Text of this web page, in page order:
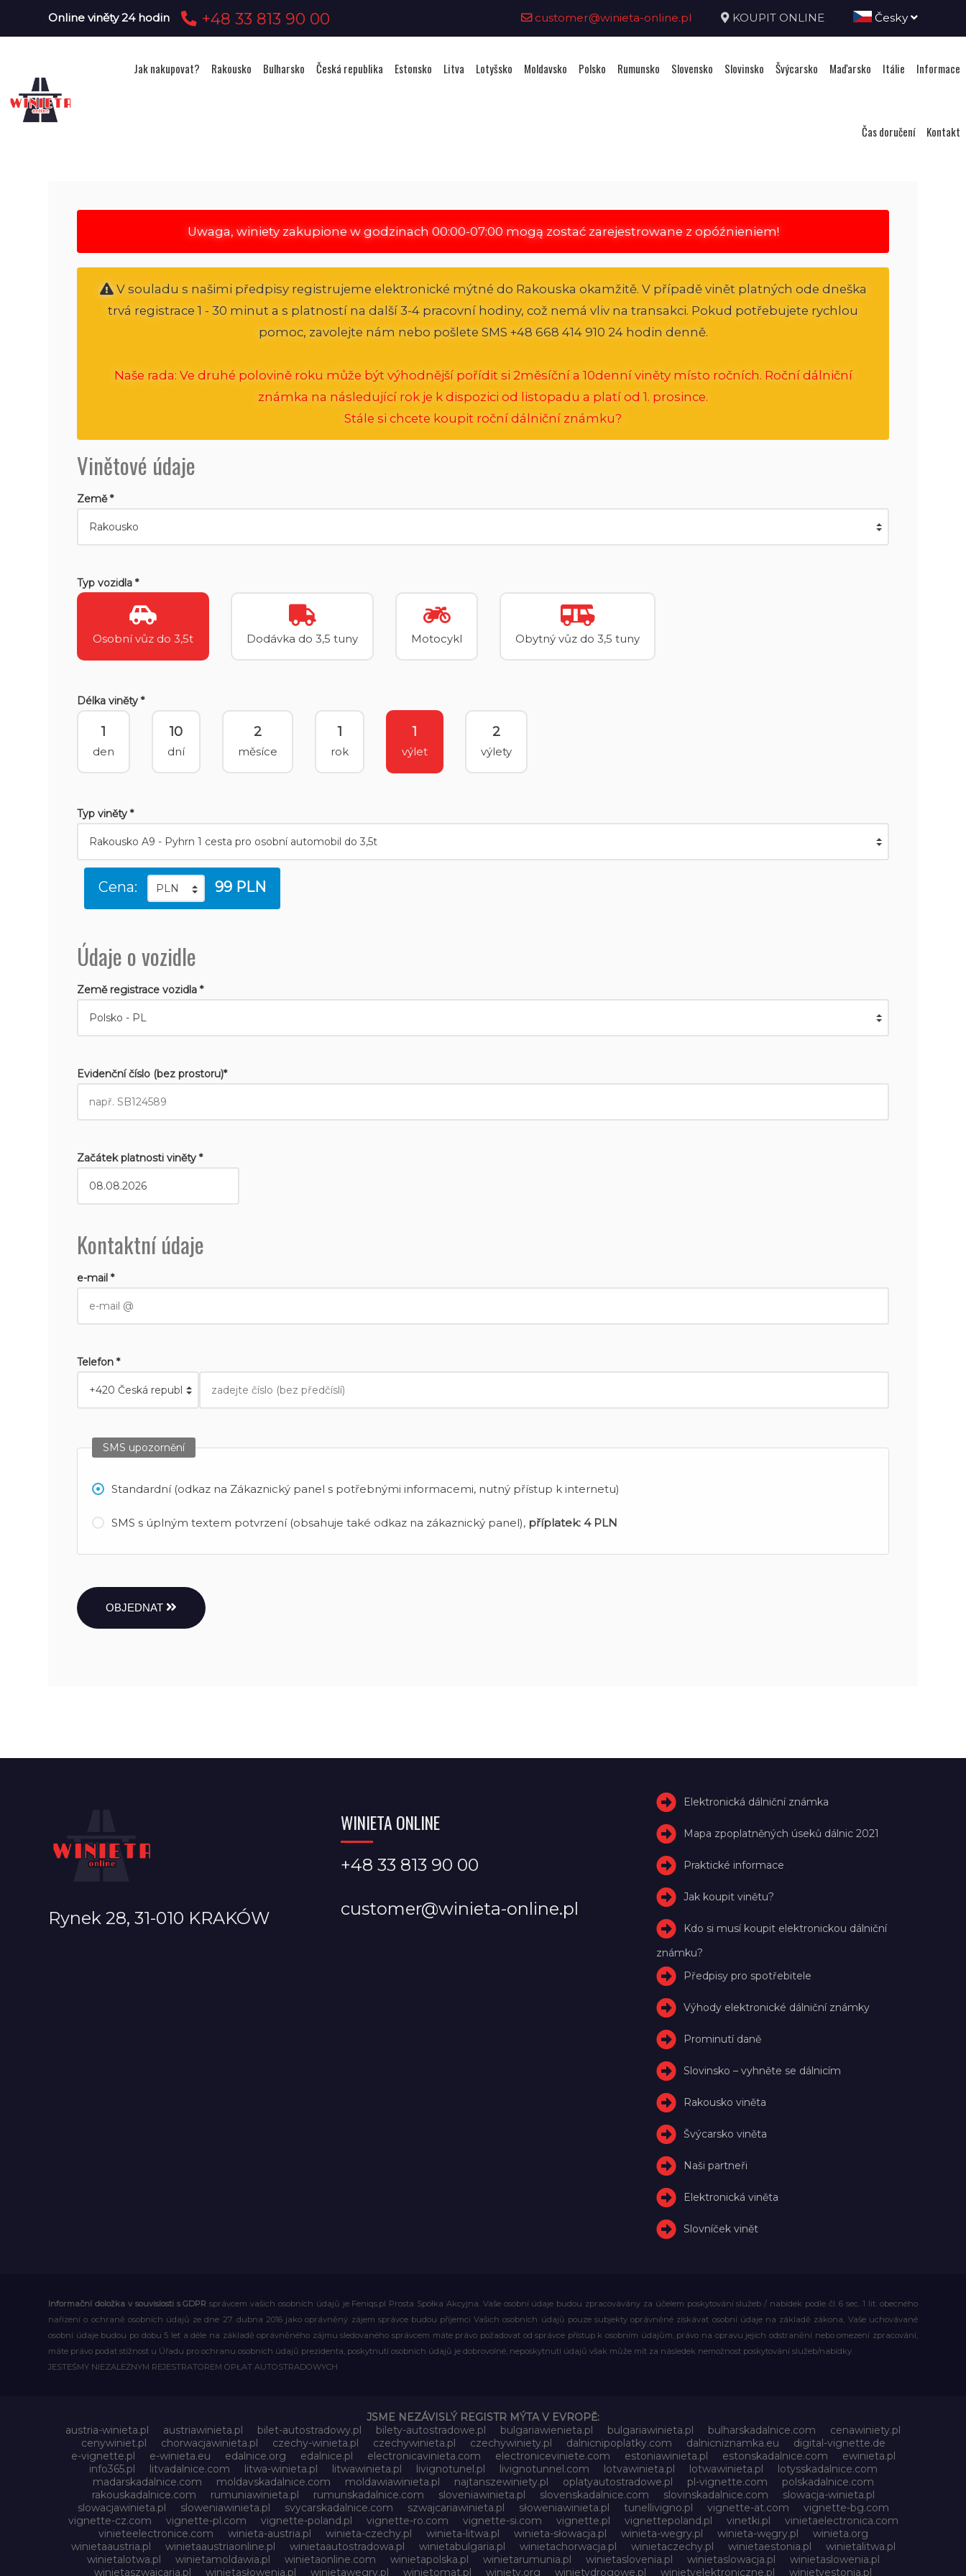
Online viněty 24 hodin +48 33 813 90 00 customer@winieta-online.pl KOUPIT ONLINE Česky
Jak nakupovat? Rakousko Bulharsko Česká republika Estonsko Litva Lotyšsko Moldavsko Polsko Rumunsko Slovensko Slovinsko Švýcarsko Maďarsko Itálie Informace
Čas doručení Kontakt
Uwaga, winiety zakupione w godzinach 00:00-07:00 mogą zostać zarejestrowane z opóźnieniem!
V souladu s našimi předpisy registrujeme elektronické mýtné do Rakouska okamžitě. V případě vinět platných ode dneška
trvá registrace 1 - 30 minut a s platností na další 3-4 pracovní hodiny, což nemá vliv na transakci. Pokud potřebujete rychlou
pomoc, zavolejte nám nebo pošlete SMS +48 668 414 910 24 hodin denně.
Naše rada: Ve druhé polovině roku může být výhodnější pořídit si 2měsíční a 10denní viněty místo ročních. Roční dálniční
známka na následující rok je k dispozici od listopadu a platí od 1. prosince.
Stále si chcete koupit roční dálniční známku?
Vinětové údaje
Země *
Typ vozidla *
Osobní vůz do 3,5t Dodávka do 3,5 tuny Motocykl Obytný vůz do 3,5 tuny
Délka viněty *
1
den
10
dní
2
měsíce
1
rok
1
výlet
2
výlety
Typ viněty *
Cena: 99 PLN
Údaje o vozidle
Země registrace vozidla *
Evidenční číslo (bez prostoru)*
Začátek platnosti viněty *
Kontaktní údaje
e-mail *
Telefon *
SMS upozornění
Standardní (odkaz na Zákaznický panel s potřebnými informacemi, nutný přístup k internetu)
SMS s úplným textem potvrzení (obsahuje také odkaz na zákaznický panel), příplatek: 4 PLN
OBJEDNAT
Rynek 28, 31-010 KRAKÓW
WINIETA ONLINE
+48 33 813 90 00
customer@winieta-online.pl
Elektronická dálniční známka
Mapa zpoplatněných úseků dálnic 2021
Praktické informace
Jak koupit vinětu?
Kdo si musí koupit elektronickou dálniční
známku?
Předpisy pro spotřebitele
Výhody elektronické dálniční známky
Prominutí daně
Slovinsko – vyhněte se dálnicím
Rakousko viněta
Švýcarsko viněta
Naši partneři
Elektronická viněta
Slovníček vinět
Informační doložka v souvislosti s GDPRsprávcem vašich osobních údajů je Feniqs.pl Prosta Spółka Akcyjna. Vaše osobní údaje budou zpracovávány za účelem poskytování služeb / nabídek podle čl. 6 sec. 1 lit. obecného
nařízení o ochraně osobních údajů ze dne 27. dubna 2016 jako oprávněný zájem správce budou příjemci Vašich osobních údajů pouze subjekty oprávněné získávat osobní údaje na základě zákona, Vaše uchovávané
osobní údaje budou po dobu 5 let a déle na základě oprávněného zájmu sledovaného správcem máte právo požadovat od správce přístup k osobním údajům, právo na opravu jejich odstranění nebo omezení zpracování,
máte právo podat stížnost u Úřadu pro ochranu osobních údajů prezidenta, poskytnutí osobních údajů je dobrovolné, neposkytnutí údajů však může mít za následek nemožnost poskytování služeb/nabídky.
JESTEŚMY NIEZALEŻNYM REJESTRATOREM OPŁAT AUTOSTRADOWYCH
JSME NEZÁVISLÝ REGISTR MÝTA V EVROPĚ:
austria-winieta.pl
austriawinieta.pl bilet-autostradowy.pl bilety-autostradowe.pl bulgariawienieta.pl bulgariawinieta.pl bulharskadalnice.com
cenawiniety.pl
cenywiniet.pl
chorwacjawinieta.pl czechy-winieta.pl czechywinieta.pl czechywiniety.pl dalnicnipoplatky.com dalnicniznamka.eu
digital-vignette.de
e-vignette.pl
e-winieta.eu edalnice.org edalnice.pl electronicavinieta.com electroniceviniete.com estoniawinieta.pl estonskadalnice.com
ewinieta.pl
info365.pl
litvadalnice.com litwa-winieta.pl litwawinieta.pl livignotunel.pl livignotunnel.com lotvawinieta.pl lotwawinieta.pl
lotysskadalnice.com
madarskadalnice.com
moldavskadalnice.com moldawiawinieta.pl najtanszewiniety.pl oplatyautostradowe.pl pl-vignette.com
polskadalnice.com
rakouskadalnice.com
rumuniawinieta.pl rumunskadalnice.com sloveniawinieta.pl slovenskadalnice.com slovinskadalnice.com
slowacja-winieta.pl
slowacjawinieta.pl
sloweniawinieta.pl svycarskadalnice.com szwajcariawinieta.pl słoweniawinieta.pl tunellivigno.pl vignette-at.com
vignette-bg.com
vignette-cz.com
vignette-pl.com vignette-poland.pl vignette-ro.com vignette-si.com vignette.pl vignettepoland.pl vinetki.pl
vinietaelectronica.com
vinieteelectronice.com
winieta-austria.pl winieta-czechy.pl winieta-litwa.pl winieta-słowacja.pl winieta-wegry.pl winieta-węgry.pl
winieta.org
winietaaustria.pl
winietaaustriaonline.pl winietaautostradowa.pl winietabulgaria.pl winietachorwacja.pl winietaczechy.pl winietaestonia.pl
winietalitwa.pl
winietalotwa.pl
winietamoldawia.pl winietaonline.com winietapolska.pl winietarumunia.pl winietaslovenia.pl winietaslowacja.pl
winietaslowenia.pl
winietaszwajcaria.pl
winietasłowenia.pl winietawegry.pl winietomat.pl winiety.org winietydrogowe.pl winietyelektroniczne.pl winietyestonia.pl